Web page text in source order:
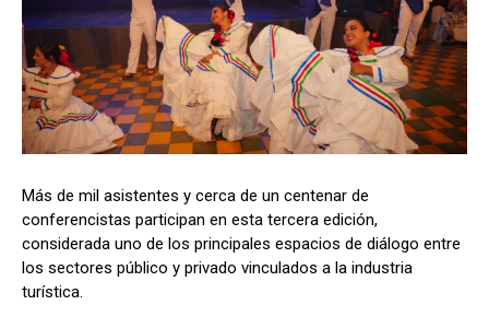
Más de mil asistentes y cerca de un centenar de
conferencistas participan en esta tercera edición,
considerada uno de los principales espacios de diálogo entre
los sectores público y privado vinculados a la industria
turística.